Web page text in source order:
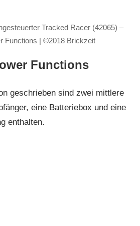
Tracked Racer (42065) –
Functions | ©2018 Brickzeit
Functions
geschrieben sind zwei mittlere
eine Batteriebox und eine
enthalten.